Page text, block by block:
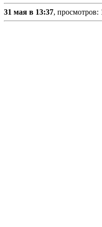
31 мая в 13:37, просмотров: